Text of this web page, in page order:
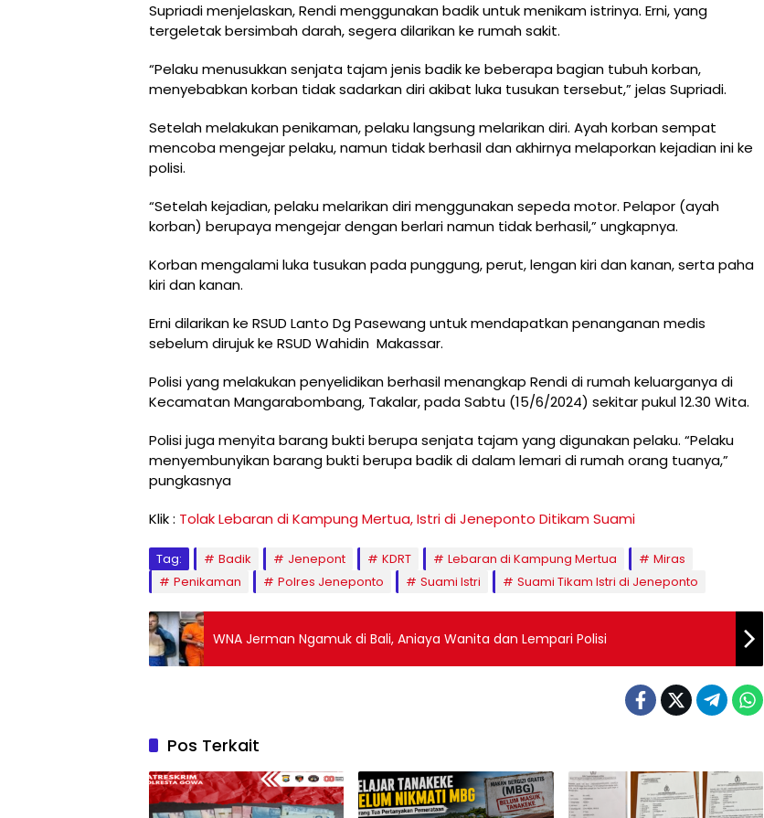
Supriadi menjelaskan, Rendi menggunakan badik untuk menikam istrinya. Erni, yang
tergeletak bersimbah darah, segera dilarikan ke rumah sakit.
“Pelaku menusukkan senjata tajam jenis badik ke beberapa bagian tubuh korban,
menyebabkan korban tidak sadarkan diri akibat luka tusukan tersebut,” jelas Supriadi.
Setelah melakukan penikaman, pelaku langsung melarikan diri. Ayah korban sempat
mencoba mengejar pelaku, namun tidak berhasil dan akhirnya melaporkan kejadian ini ke
polisi.
“Setelah kejadian, pelaku melarikan diri menggunakan sepeda motor. Pelapor (ayah
korban) berupaya mengejar dengan berlari namun tidak berhasil,” ungkapnya.
Korban mengalami luka tusukan pada punggung, perut, lengan kiri dan kanan, serta paha
kiri dan kanan.
Erni dilarikan ke RSUD Lanto Dg Pasewang untuk mendapatkan penanganan medis
sebelum dirujuk ke RSUD Wahidin Makassar.
Polisi yang melakukan penyelidikan berhasil menangkap Rendi di rumah keluarganya di
Kecamatan Mangarabombang, Takalar, pada Sabtu (15/6/2024) sekitar pukul 12.30 Wita.
Polisi juga menyita barang bukti berupa senjata tajam yang digunakan pelaku. “Pelaku
menyembunyikan barang bukti berupa badik di dalam lemari di rumah orang tuanya,”
pungkasnya
Klik : Tolak Lebaran di Kampung Mertua, Istri di Jeneponto Ditikam Suami
Tag: Badik Jenepont KDRT Lebaran di Kampung Mertua
Miras
Penikaman
Polres Jeneponto Suami Istri Suami Tikam Istri di Jeneponto
WNA Jerman Ngamuk di Bali, Aniaya Wanita dan Lempari Polisi
Pos Terkait